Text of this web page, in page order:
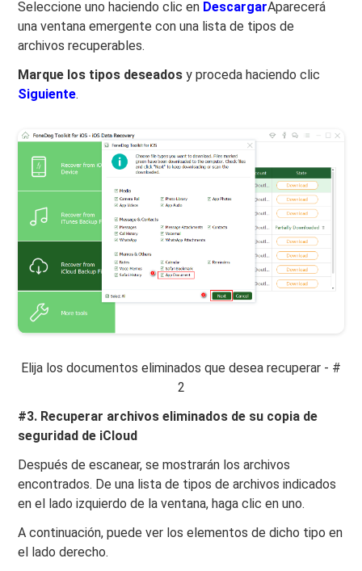
Seleccione uno haciendo clic en DescargarAparecerá
una ventana emergente con una lista de tipos de
archivos recuperables.
Marque los tipos deseadosy proceda haciendo clic
Siguiente.
Elija los documentos eliminados que desea recuperar - #
2
#3. Recuperar archivos eliminados de su copia de
seguridad de iCloud
Después de escanear, se mostrarán los archivos
encontrados. De una lista de tipos de archivos indicados
en el lado izquierdo de la ventana, haga clic en uno.
A continuación, puede ver los elementos de dicho tipo en
el lado derecho.